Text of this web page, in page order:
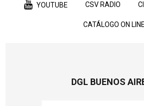
YOUTUBE CSV RADIO
CATÁLOGO ON LINE
DGL BUENOS